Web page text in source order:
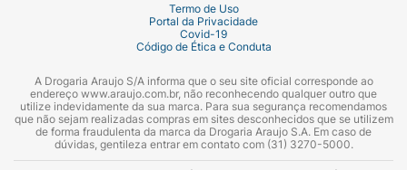
Termo de Uso
Portal da Privacidade
Covid-19
Código de Ética e Conduta
A Drogaria Araujo S/A informa que o seu site oficial corresponde ao
endereço www.araujo.com.br, não reconhecendo qualquer outro que
utilize indevidamente da sua marca. Para sua segurança recomendamos
que não sejam realizadas compras em sites desconhecidos que se utilizem
de forma fraudulenta da marca da Drogaria Araujo S.A. Em caso de
dúvidas, gentileza entrar em contato com (31) 3270-5000.